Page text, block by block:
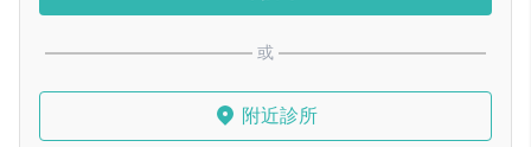
或
附近診所